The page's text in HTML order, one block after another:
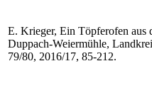
E. Krieger, Ein Töpferofen aus
Duppach-Weiermühle,
79/80, 2016/17, 85-212.